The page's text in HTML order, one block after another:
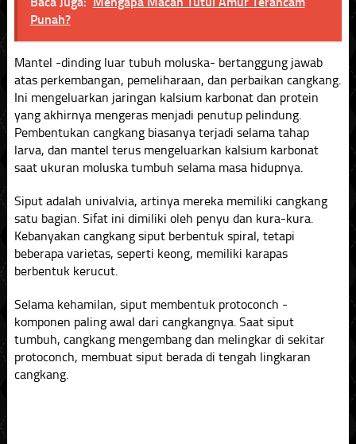
Punah?
Mantel -dinding luar tubuh moluska- bertanggung jawab
atas perkembangan, pemeliharaan, dan perbaikan cangkang.
Ini mengeluarkan jaringan kalsium karbonat dan protein
yang akhirnya mengeras menjadi penutup pelindung.
Pembentukan cangkang biasanya terjadi selama tahap
larva, dan mantel terus mengeluarkan kalsium karbonat
saat ukuran moluska tumbuh selama masa hidupnya.
Siput adalah univalvia, artinya mereka memiliki cangkang
satu bagian. Sifat ini dimiliki oleh penyu dan kura-kura.
Kebanyakan cangkang siput berbentuk spiral, tetapi
beberapa varietas, seperti keong, memiliki karapas
berbentuk kerucut.
Selama kehamilan, siput membentuk protoconch -
komponen paling awal dari cangkangnya. Saat siput
tumbuh, cangkang mengembang dan melingkar di sekitar
protoconch, membuat siput berada di tengah lingkaran
cangkang.